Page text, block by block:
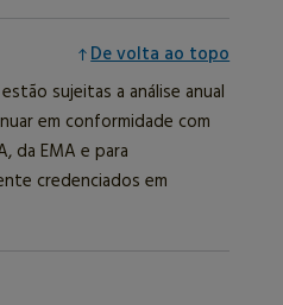
De volta ao topo
sujeitas a análise anual
em conformidade com
da EMA e para
credenciados em